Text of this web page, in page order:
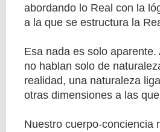
abordando lo Real con la
a la que se estructura la
Esa nada es solo
no hablan solo de
realidad, una naturaleza
otras dimensiones a las
Nuestro cuerpo-conciencia